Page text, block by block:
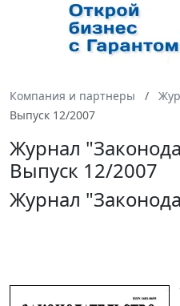
Компания и партнеры
Выпуск 12/2007
Журнал
Выпуск 12/2007
Журнал